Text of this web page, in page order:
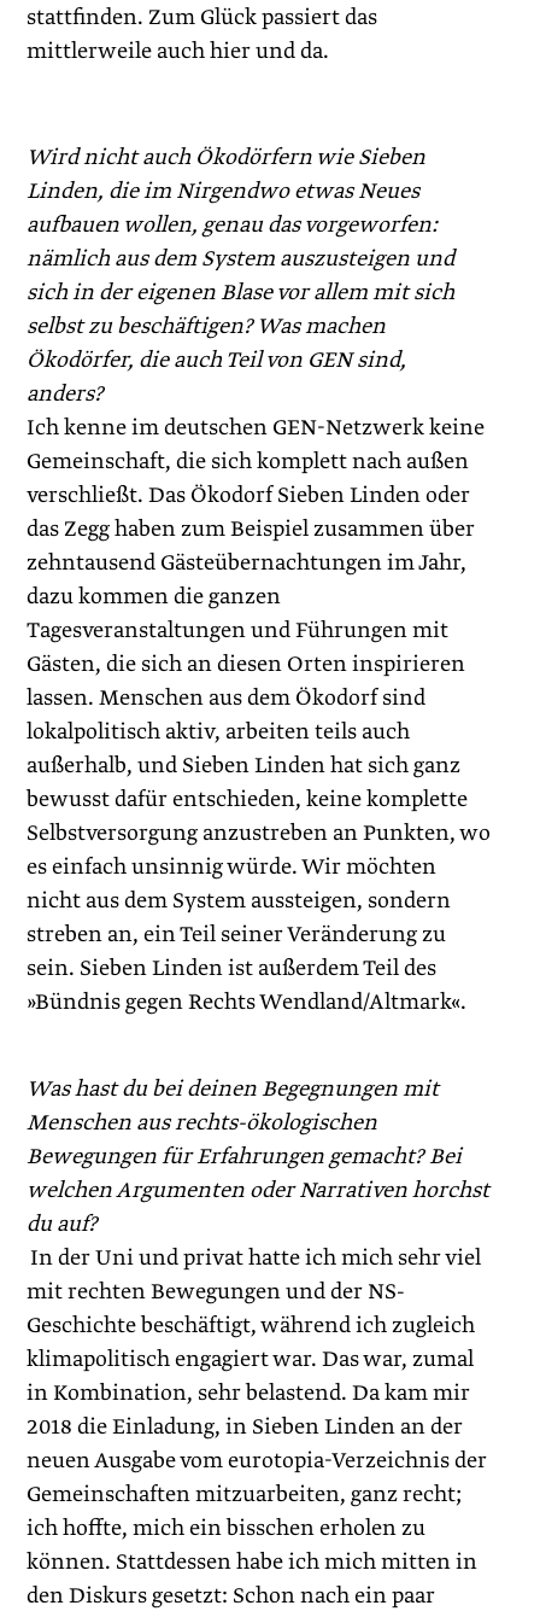
stattfinden. Zum Glück passiert das
mittlerweile auch hier und da.
Wird nicht auch Ökodörfern wie Sieben
Linden, die im Nirgendwo etwas Neues
aufbauen wollen, genau das vorgeworfen:
nämlich aus dem System auszusteigen und
sich in der eigenen Blase vor allem mit sich
selbst zu beschäftigen? Was machen
Ökodörfer, die auch Teil von GEN sind,
anders?
Ich kenne im deutschen GEN-Netzwerk keine
Gemeinschaft, die sich komplett nach außen
verschließt. Das Ökodorf Sieben Linden oder
das Zegg haben zum Beispiel zusammen über
zehntausend Gästeübernachtungen im Jahr,
dazu kommen die ganzen
Tagesveranstaltungen und Führungen mit
Gästen, die sich an diesen Orten inspirieren
lassen. Menschen aus dem Ökodorf sind
lokalpolitisch aktiv, arbeiten teils auch
außerhalb, und Sieben Linden hat sich ganz
bewusst dafür entschieden, keine komplette
Selbstversorgung anzustreben an Punkten, wo
es einfach unsinnig würde. Wir möchten
nicht aus dem System aussteigen, sondern
streben an, ein Teil seiner Veränderung zu
sein. Sieben Linden ist außerdem Teil des
»Bündnis gegen Rechts Wendland/Altmark«.
Was hast du bei deinen Begegnungen mit
Menschen aus rechts-ökologischen
Bewegungen für Erfahrungen gemacht?Bei
welchen Argumenten oder Narrativen horchst
du auf?
In der Uni und privat hatte ich mich sehr viel
mit rechten Bewegungen und der NS-
Geschichte beschäftigt, während ich zugleich
klimapolitisch engagiert war. Das war, zumal
in Kombination, sehr belastend. Da kam mir
2018 die Einladung, in Sieben Linden an der
neuen Ausgabe vom eurotopia-Verzeichnis der
Gemeinschaften mitzuarbeiten, ganz recht;
ich hoffte, mich ein bisschen erholen zu
können. Stattdessen habe ich mich mitten in
den Diskurs gesetzt: Schon nach ein paar